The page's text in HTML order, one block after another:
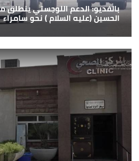
بالفديو: الدعم اللوجستي ينطلق
الحسين (عليه السلام ) نحو سامراء